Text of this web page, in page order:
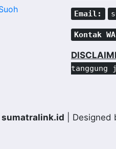
Email:
Kontak WA
tanggung
sumatralink.id | Designed